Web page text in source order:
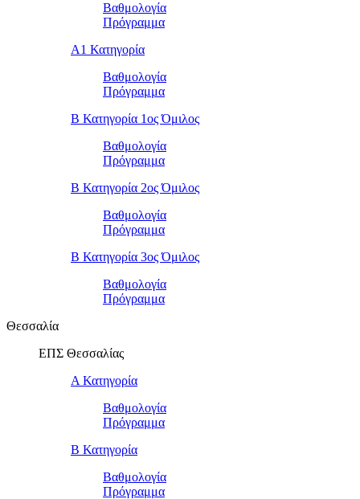
Βαθμολογία
Πρόγραμμα
Α1 Κατηγορία
Βαθμολογία
Πρόγραμμα
Β Κατηγορία 1ος Όμιλος
Βαθμολογία
Πρόγραμμα
Β Κατηγορία 2ος Όμιλος
Βαθμολογία
Πρόγραμμα
Β Κατηγορία 3ος Όμιλος
Βαθμολογία
Πρόγραμμα
Θεσσαλία
ΕΠΣ Θεσσαλίας
Α Κατηγορία
Βαθμολογία
Πρόγραμμα
Β Κατηγορία
Βαθμολογία
Πρόγραμμα